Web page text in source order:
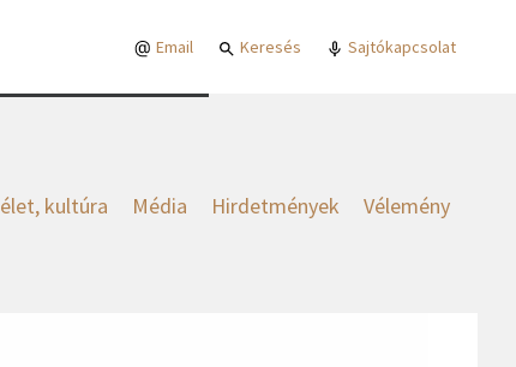
Email Keresés Sajtókapcsolat
kultúra Média Hirdetmények Vélemény